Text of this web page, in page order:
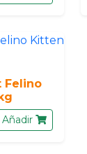
Felino
Añadir